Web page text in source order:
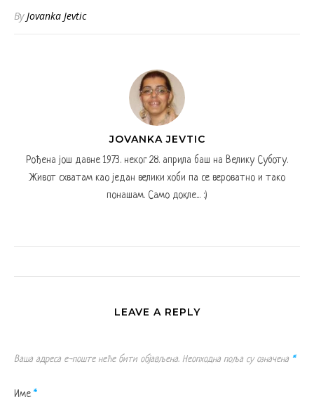
ByJovanka Jevtic
JOVANKA JEVTIC
Рођена још давне 1973. неког 28. априла баш на Велику Суботу.
Живот схватам као један велики хоби па се вероватно и тако
понашам. Само докле... :)
LEAVE A REPLY
Ваша адреса е-поште неће бити објављена. Неопходна поља су означена *
Име *